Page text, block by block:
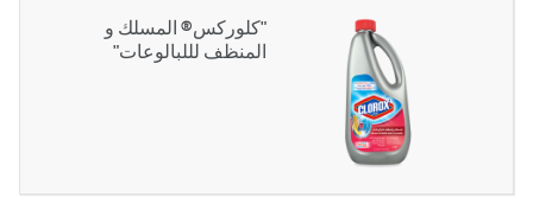
"كلوركس® المسلك و
المنظف لللبالوعات"